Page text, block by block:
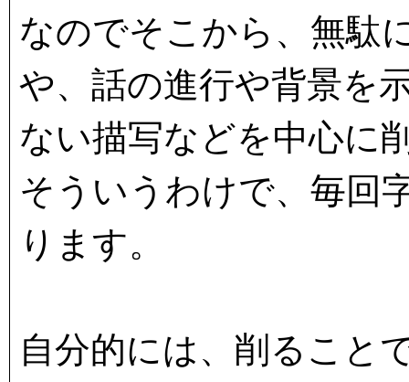
なのでそこから、無駄
や、話の進行や背景を
ない描写などを中心に
そういうわけで、毎回
ります。
自分的には、削ること